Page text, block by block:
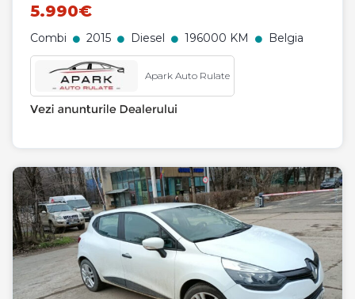
5.990€
Combi 2015 Diesel 196000 KM Belgia
Apark Auto Rulate